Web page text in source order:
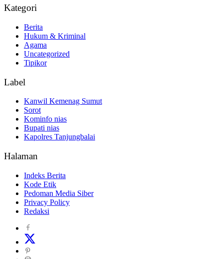
Kategori
Berita
Hukum & Kriminal
Agama
Uncategorized
Tipikor
Label
Kanwil Kemenag Sumut
Sorot
Kominfo nias
Bupati nias
Kapolres Tanjungbalai
Halaman
Indeks Berita
Kode Etik
Pedoman Media Siber
Privacy Policy
Redaksi